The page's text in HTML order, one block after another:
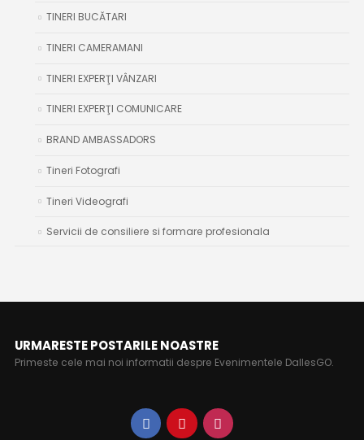
TINERI BUCĂTARI
TINERI CAMERAMANI
TINERI EXPERŢI VÂNZARI
TINERI EXPERŢI COMUNICARE
BRAND AMBASSADORS
Tineri Fotografi
Tineri Videografi
Servicii de consiliere si formare profesionala
URMARESTE POSTARILE NOASTRE
Primeste cele mai noi informatii despre Evenimentele DallesGO.